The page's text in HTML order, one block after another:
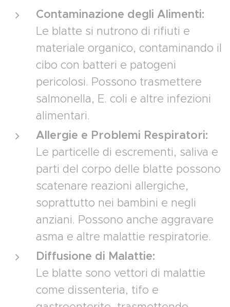
Contaminazione degli Alimenti:
Le blatte si nutrono di rifiuti e
materiale organico, contaminando il
cibo con batteri e patogeni
pericolosi. Possono trasmettere
salmonella, E. coli e altre infezioni
alimentari.
Allergie e Problemi Respiratori:
Le particelle di escrementi, saliva e
parti del corpo delle blatte possono
scatenare reazioni allergiche,
soprattutto nei bambini e negli
anziani. Possono anche aggravare
asma e altre malattie respiratorie.
Diffusione di Malattie:
Le blatte sono vettori di malattie
come dissenteria, tifo e